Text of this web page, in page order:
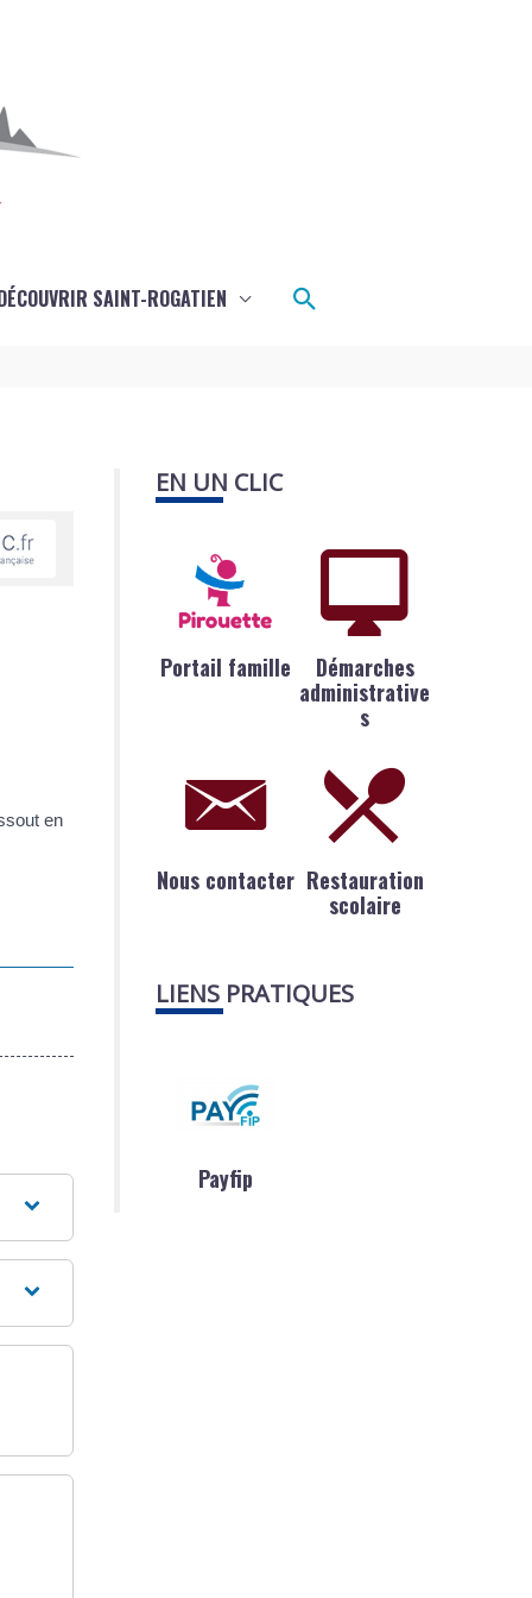
SAINT-ROGATIEN Rechercher
en
EN UN CLIC
Portail famille
Démarches
administrative
s
Nous contacter Restauration
scolaire
LIENS PRATIQUES
Payfip